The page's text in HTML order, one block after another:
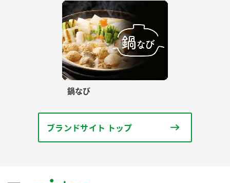
鍋なび
ブランドサイト トップ